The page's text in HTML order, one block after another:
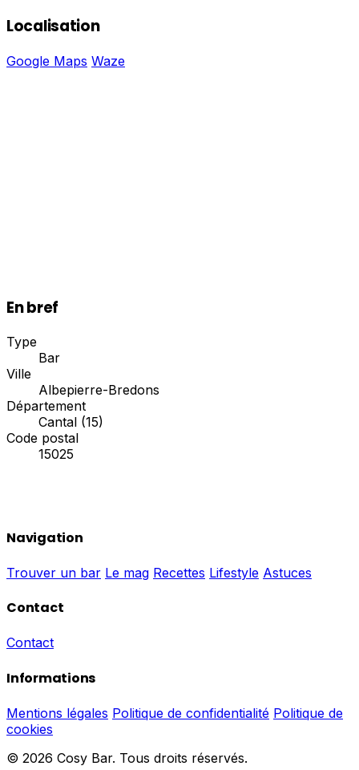
Localisation
Google Maps Waze
En bref
Type
Bar
Ville
Albepierre-Bredons
Département
Cantal (15)
Code postal
15025
Navigation
Trouver un bar Le mag Recettes Lifestyle Astuces
Contact
Contact
Informations
Mentions légales Politique de confidentialité Politique de
cookies
© 2026 Cosy Bar. Tous droits réservés.